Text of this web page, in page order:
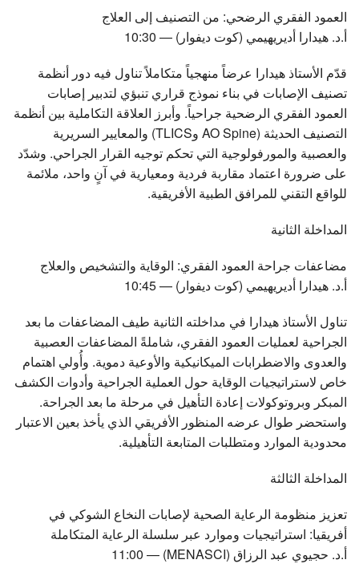
العمود الفقري الرضحي: من التصنيف إلى العلاج
أ.د. هيدارا أديريهيمي (كوت ديفوار) — 10:30
قدّم الأستاذ هيدارا عرضاً منهجياً متكاملاً تناول فيه دور أنظمة
تصنيف الإصابات في بناء نموذج قراري تنبؤي لتدبير إصابات
العمود الفقري الرضحية جراحياً. وأبرز العلاقة التكاملية بين أنظمة
التصنيف الحديثة (AO Spine وTLICS) والمعايير السريرية
والعصبية والمورفولوجية التي تحكم توجيه القرار الجراحي. وشدّد
على ضرورة اعتماد مقاربة فردية ومعيارية في آنٍ واحد، ملائمة
للواقع التقني للمرافق الطبية الأفريقية.
المداخلة الثانية
مضاعفات جراحة العمود الفقري: الوقاية والتشخيص والعلاج
أ.د. هيدارا أديريهيمي (كوت ديفوار) — 10:45
تناول الأستاذ هيدارا في مداخلته الثانية طيف المضاعفات ما بعد
الجراحية لعمليات العمود الفقري، شاملةً المضاعفات العصبية
والعدوى والاضطرابات الميكانيكية والأوعية دموية. وأُولي اهتمام
خاص لاستراتيجيات الوقاية حول العملية الجراحية وأدوات الكشف
المبكر وبروتوكولات إعادة التأهيل في مرحلة ما بعد الجراحة.
واستحضر طوال عرضه المنظور الأفريقي الذي يأخذ بعين الاعتبار
محدودية الموارد ومتطلبات المتابعة التأهيلية.
المداخلة الثالثة
تعزيز منظومة الرعاية الصحية لإصابات النخاع الشوكي في
أفريقيا: استراتيجيات وموارد عبر سلسلة الرعاية المتكاملة
أ.د. حجيوي عبد الرزاق (MENASCI
) — 11:00